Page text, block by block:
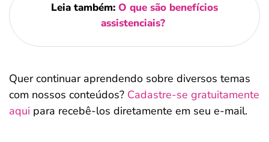
Leia também: O que são benefícios
assistenciais?
Quer continuar aprendendo sobre diversos temas
com nossos conteúdos? Cadastre-se gratuitamente
aqui para recebê-los diretamente em seu e-mail.